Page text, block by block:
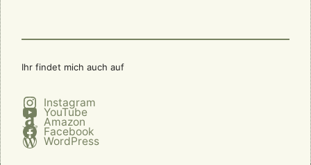
Ihr findet mich auch auf
Instagram
YouTube
Amazon
Facebook
WordPress